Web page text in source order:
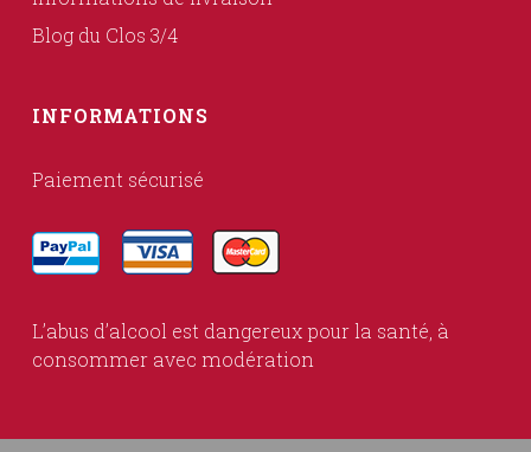
Blog du Clos 3/4
INFORMATIONS
Paiement sécurisé
L’abus d’alcool est dangereux pour la santé, à
consommer avec modération